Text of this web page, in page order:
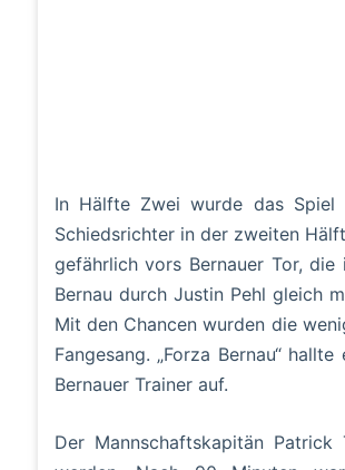
In Hälfte Zwei wurde das
Schiedsrichter in der zweiten
gefährlich vors Bernauer Tor,
Bernau durch Justin Pehl gleich
Mit den Chancen wurden die
Fangesang. „Forza Bernau“
Bernauer Trainer auf.
Der Mannschaftskapitän